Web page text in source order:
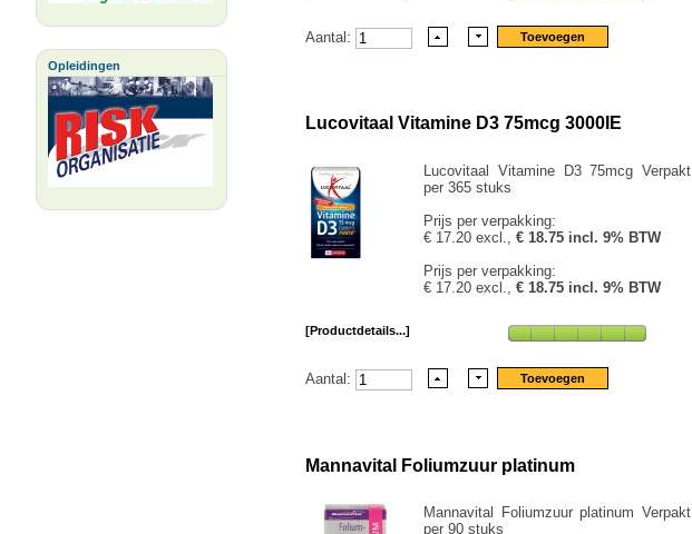
Opleidingen
Aantal:
Lucovitaal Vitamine D3 75mcg 3000IE
Lucovitaal Vitamine D3 75mcg Verpakt
per 365 stuks
Prijs per verpakking:
€ 17.20 excl., € 18.75 incl. 9% BTW
Prijs per verpakking:
€ 17.20 excl., € 18.75 incl. 9% BTW
[Productdetails...]
Aantal:
Mannavital Foliumzuur platinum
Mannavital Foliumzuur platinum Verpakt
per 90 stuks